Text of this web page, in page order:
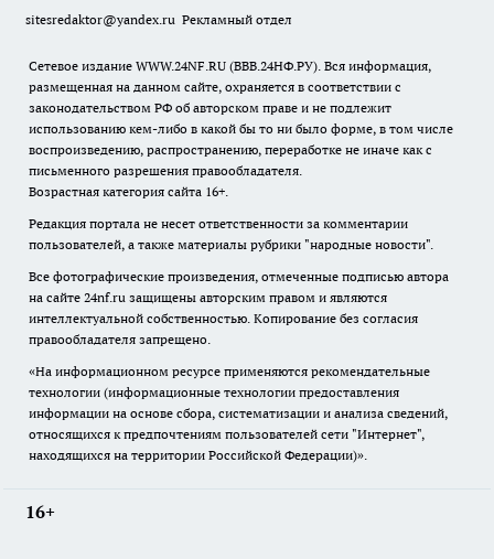
sitesredaktor@yandex.ru Рекламный отдел
Сетевое издание WWW.24NF.RU (ВВВ.24НФ.РУ). Вся информация,
размещенная на данном сайте, охраняется в соответствии с
законодательством РФ об авторском праве и не подлежит
использованию кем-либо в какой бы то ни было форме, в том числе
воспроизведению, распространению, переработке не иначе как с
письменного разрешения правообладателя.
Возрастная категория сайта 16+.
Редакция портала не несет ответственности за комментарии
пользователей, а также материалы рубрики "народные новости".
Все фотографические произведения, отмеченные подписью автора
на сайте 24nf.ru защищены авторским правом и являются
интеллектуальной собственностью. Копирование без согласия
правообладателя запрещено.
«На информационном ресурсе применяются рекомендательные
технологии (информационные технологии предоставления
информации на основе сбора, систематизации и анализа сведений,
относящихся к предпочтениям пользователей сети "Интернет",
находящихся на территории Российской Федерации)».
16+